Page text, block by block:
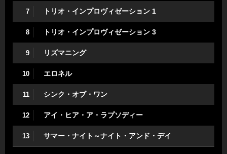
7 トリオ・インプロヴィゼーション 1
8 トリオ・インプロヴィゼーション 3
9 リズマニング
10 エロネル
11 シンク・オブ・ワン
12 アイ・ヒア・ア・ラプソディー
13 サマー・ナイト～ナイト・アンド・デイ